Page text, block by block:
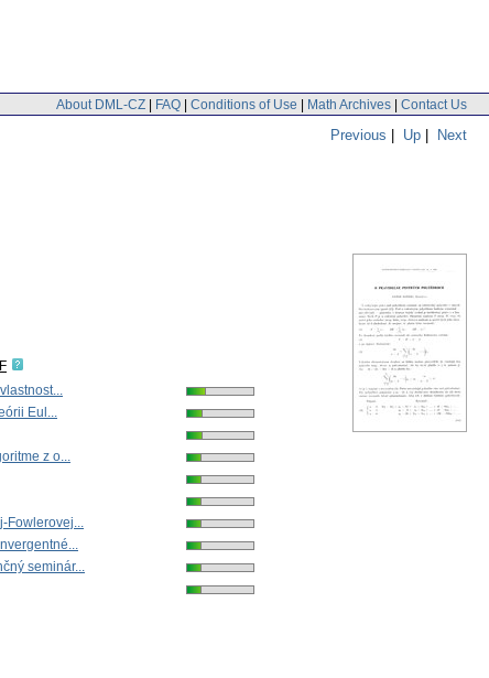
About DML-CZ | FAQ | Conditions of Use | Math Archives | Contact Us
Previous | Up | Next
Eul...
z o...
Fowlerovej...
seminár...